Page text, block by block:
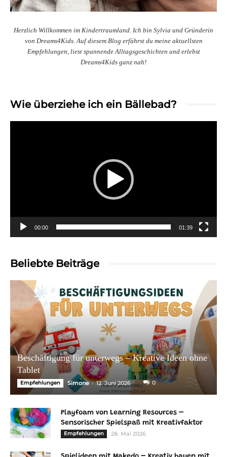
Herzlich Willkommen im Kindertraumland. Ich bin Sylvia und Gründerin
von Dreams4Kids. Auf diesem Blog erfährst du meine aktuellsten
Empfehlungen, liest spannende Alltagsgeschichten und erlebst
Dreams4Kids ganz nah!
Wie überziehe ich ein Bällebad?
00:00 01:39
Beliebte Beiträge
Beschäftigung für unterwegs – Kreative Ideen ohne
Tablet
Empfehlungen Simone - 12. Juni 2026 0
Playfoam von Learning Resources –
Sensorischer Spielspaß mit Kreativfaktor
Empfehlungen 28. Mai 2026